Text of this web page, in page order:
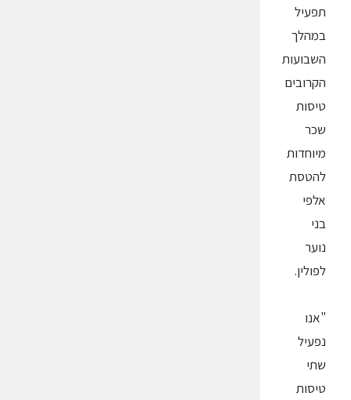
תפעיל
במהלך
השבועות
הקרובים
טיסות
שכר
מיוחדות
להטסת
אלפי
בני
נוער
לפולין.
"אנו
נפעיל
שתי
טיסות